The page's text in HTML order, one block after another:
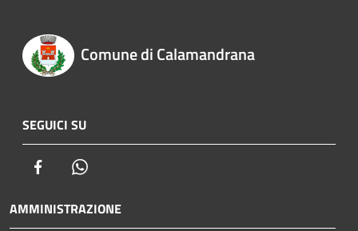
Comune di Calamandrana
SEGUICI SU
Facebook
AMMINISTRAZIONE